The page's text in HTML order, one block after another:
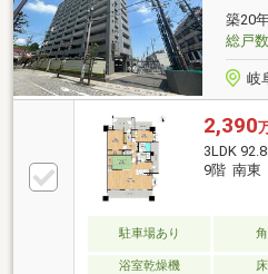
築20
総戸数
岐
2,390
3LDK
9階 南東
駐車場あり
浴室乾燥機